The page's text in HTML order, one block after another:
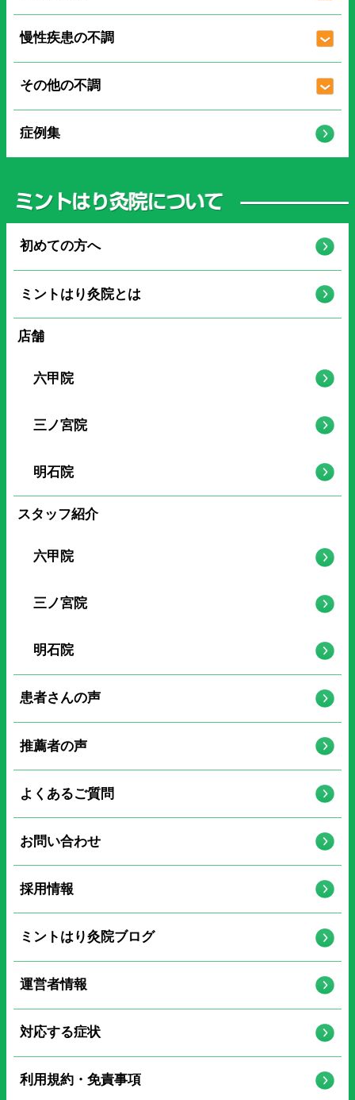
慢性疾患の不調
その他の不調
症例集
初めての方へ
ミントはり灸院とは
店舗
六甲院
三ノ宮院
明石院
スタッフ紹介
六甲院
三ノ宮院
明石院
患者さんの声
推薦者の声
よくあるご質問
お問い合わせ
採用情報
ミントはり灸院ブログ
運営者情報
対応する症状
利用規約・免責事項